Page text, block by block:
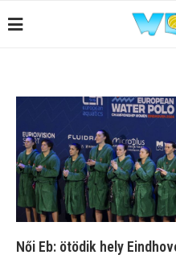
Női Eb: ötödik hely